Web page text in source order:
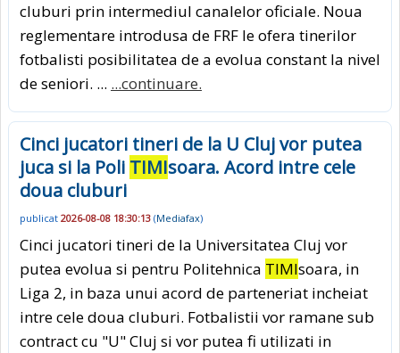
cluburi prin intermediul canalelor oficiale. Noua
reglementare introdusa de FRF le ofera tinerilor
fotbalisti posibilitatea de a evolua constant la nivel
de seniori. ... ...continuare.
Cinci jucatori tineri de la U Cluj vor putea
juca si la Poli TIMIsoara. Acord intre cele
doua cluburi
publicat 2026-08-08 18:30:13 (Mediafax)
Cinci jucatori tineri de la Universitatea Cluj vor
putea evolua si pentru Politehnica TIMIsoara, in
Liga 2, in baza unui acord de parteneriat incheiat
intre cele doua cluburi. Fotbalistii vor ramane sub
contract cu "U" Cluj si vor putea fi utilizati in